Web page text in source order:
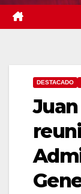
DESTACADO